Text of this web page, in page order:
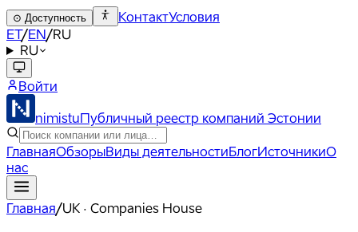
⊙ Доступность КонтактУсловия
ET/EN/RU
RU
Войти
nimistuПубличный реестр компаний Эстонии
ГлавнаяОбзорыВиды деятельностиБлогИсточникиО
нас
Главная/UK · Companies House